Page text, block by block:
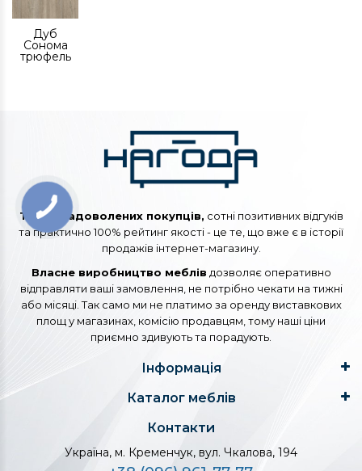
Дуб
Сонома
трюфель
Тисячі задоволених покупців, сотні позитивних відгуків
та практично 100% рейтинг якості - це те, що вже є в історії
продажів інтернет-магазину.
Власне виробництво меблів дозволяє оперативно
відправляти ваші замовлення, не потрібно чекати на тижні
або місяці. Так само ми не платимо за оренду виставкових
площ у магазинах, комісію продавцям, тому наші ціни
приємно здивують та порадують.
Інформація
Каталог меблів
Контакти
Україна, м. Кременчук, вул. Чкалова, 194